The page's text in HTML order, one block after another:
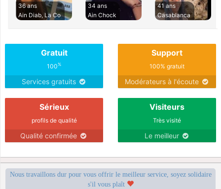
36 ans
Ain Diab, La Co
34 ans
Ain Chock
41 ans
Casablanca
Gratuit
100%
Services gratuits
Support
100% gratuit
Modérateurs à l'écoute
Sérieux
profils de qualité
Qualité confirmée
Visiteurs
Très visité
Le meilleur
Nous travaillons dur pour vous offrir le meilleur service, soyez solidaire
s'il vous plaît